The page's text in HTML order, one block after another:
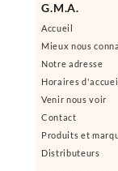
G.M.A.
Accueil
Mieux nous
Notre adresse
Horaires
Venir nous voir
Contact
Produits et
Distributeurs